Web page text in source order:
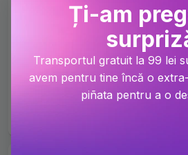
Autospecială cu nacelă
hidraulică cu 127 piese
Ți-am
Transportul gratuit la 99 lei
avem pentru tine încă o
piñata pentru a o